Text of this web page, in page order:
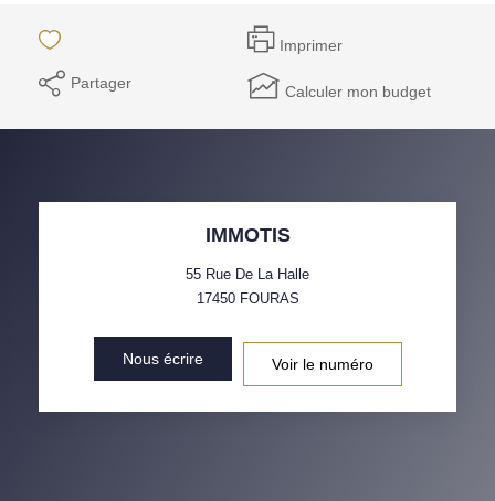
Nos Actualités
Avis Clients
Imprimer
Partager Calculer mon budget
IMMOTIS
55 Rue De La Halle
17450 FOURAS
Nous écrire Voir le numéro